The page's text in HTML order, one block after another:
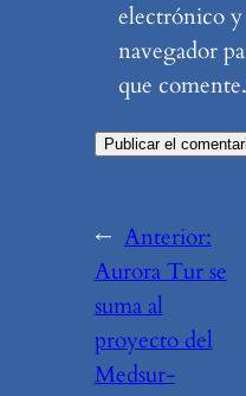
electrónico y
navegador
que comente.
← Anterior:
Aurora Tur se
suma al
proyecto del
Medsur-